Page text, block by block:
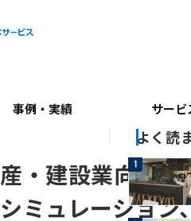
事例・実績 サービ
・建設業向け
ミュレーション
よく読